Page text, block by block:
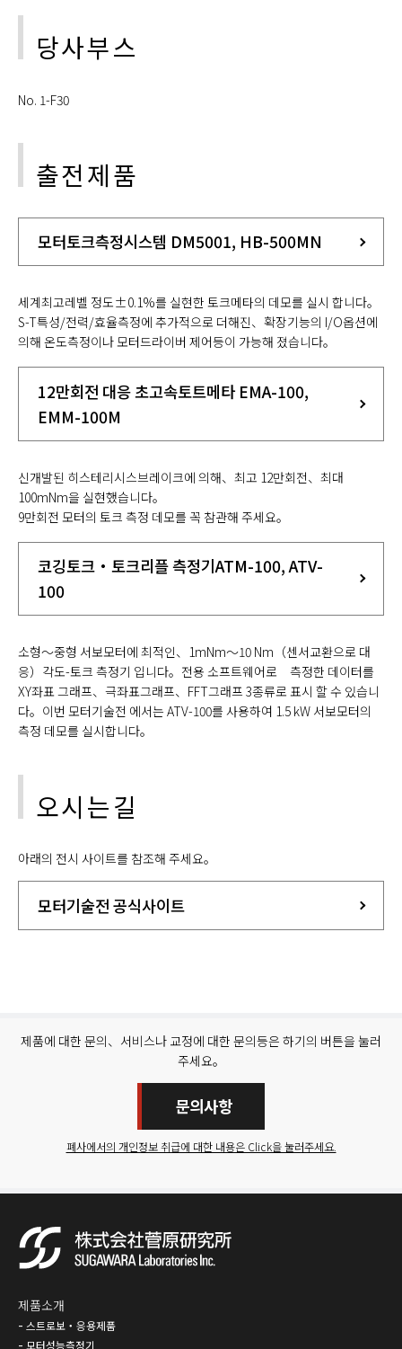
당사부스
No. 1-F30
출전제품
모터토크측정시스템 DM5001, HB-500MN
세계최고레벨 정도±0.1%를 실현한 토크메타의 데모를 실시 합니다。
S-T특성/전력/효율측정에 추가적으로 더해진、확장기능의 I/O옵션에
의해 온도측정이나 모터드라이버 제어등이 가능해 졌습니다。
12만회전 대응 초고속토트메타 EMA-100,
EMM-100M
신개발된 히스테리시스브레이크에 의해、최고 12만회전、최대
100mNm을 실현했습니다。
9만회전 모터의 토크 측정 데모를 꼭 참관해 주세요。
코깅토크・토크리플 측정기ATM-100, ATV-
100
소형～중형 서보모터에 최적인、1mNm～10 Nm（센서교환으로 대
응）각도-토크 측정기 입니다。전용 소프트웨어로 측정한 데이터를
XY좌표 그래프、극좌표그래프、FFT그래프 3종류로 표시 할 수 있습니
다。이번 모터기술전 에서는 ATV-100를 사용하여 1.5 kW 서보모터의
측정 데모를 실시합니다。
오시는길
아래의 전시 사이트를 참조해 주세요。
모터기술전 공식사이트
제품에 대한 문의、서비스나 교정에 대한 문의등은 하기의 버튼을 눌러
주세요。
문의사항
폐사에서의 개인정보 취급에 대한 내용은 Click을 눌러주세요.
제품소개
스트로보・응용제품
모터성능측정기